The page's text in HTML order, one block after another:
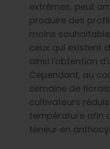
extrêmes, peut
produire des
moins
ceux qui existent
ainsi l'obtention
Cependant, au
semaine de
cultivateurs
température afin
teneur en